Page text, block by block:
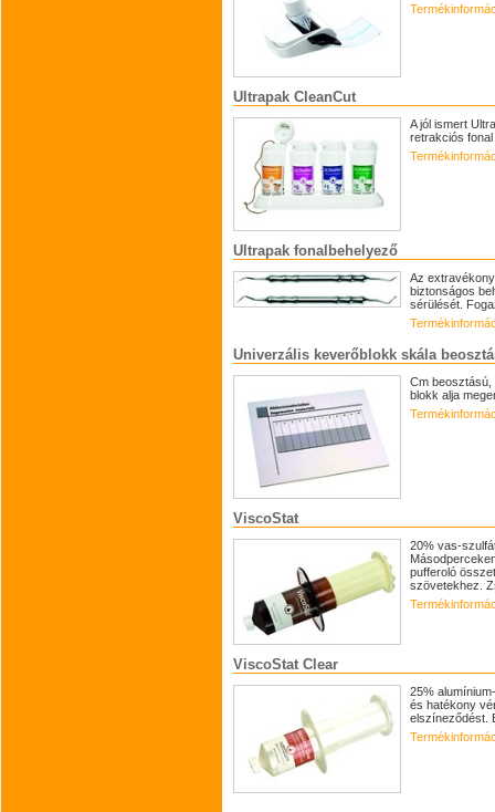
Ultrapak CleanCut
A jól ismert
retrakciós
Ultrapak fonalbehelyező
Az
biztonságos
sérülését.
Univerzális keverőblokk skála
Cm beosztású,
blokk alja
ViscoStat
20% vas-
pufferoló
szövetekhez.
ViscoStat Clear
25%
és hatékony
elszíneződést.